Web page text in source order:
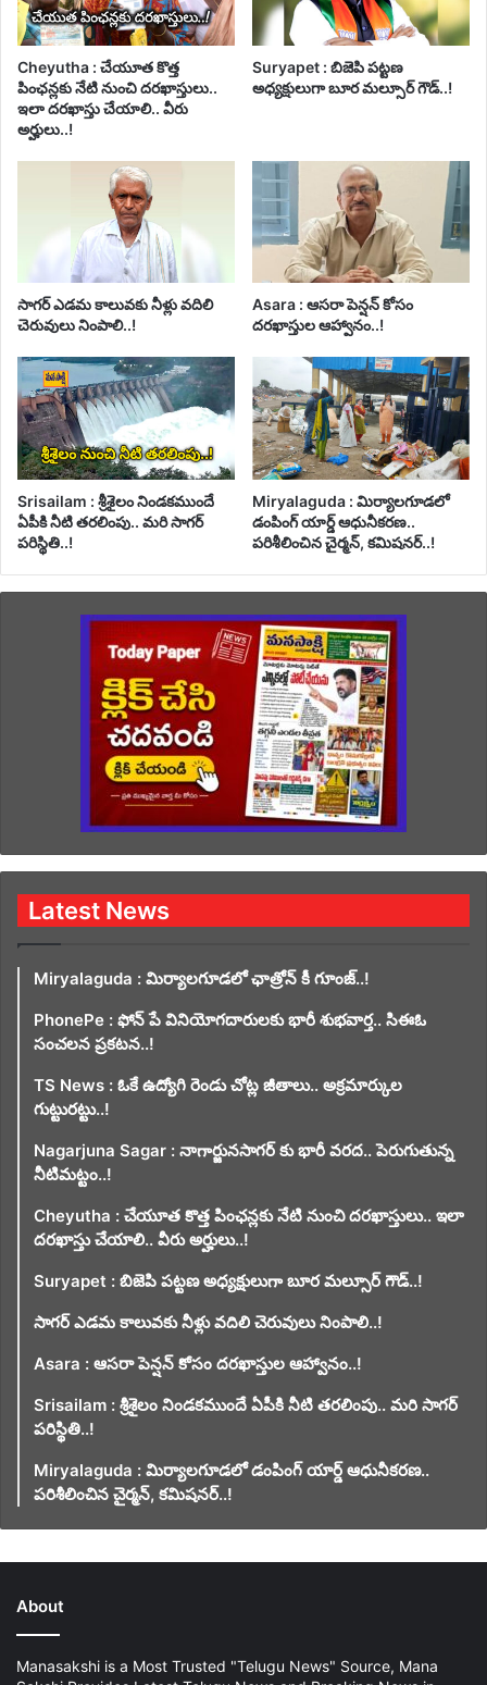
Cheyutha : చేయూత కొత్త
పింఛన్లకు నేటి నుంచి దరఖాస్తులు..
ఇలా దరఖాస్తు చేయాలి.. వీరు
అర్హులు..!
Suryapet : బిజెపి పట్టణ
అధ్యక్షులుగా బూర మల్సూర్ గౌడ్..!
సాగర్ ఎడమ కాలువకు నీళ్లు వదిలి
చెరువులు నింపాలి..!
Asara : ఆసరా పెన్షన్ కోసం
దరఖాస్తుల ఆహ్వానం..!
Srisailam : శ్రీశైలం నిండకముందే
ఏపీకి నీటి తరలింపు.. మరి సాగర్
పరిస్థితి..!
Miryalaguda : మిర్యాలగూడలో
డంపింగ్ యార్డ్ ఆధునీకరణ..
పరిశీలించిన చైర్మన్, కమిషనర్..!
Latest News
Miryalaguda : మిర్యాలగూడలో ఛాత్రోన్ కీ గూంజ్..!
PhonePe : ఫోన్ పే వినియోగదారులకు భారీ శుభవార్త.. సిఈఓ
సంచలన ప్రకటన..!
TS News : ఓకే ఉద్యోగి రెండు చోట్ల జీతాలు.. అక్రమార్కుల
గుట్టురట్టు..!
Nagarjuna Sagar : నాగార్జునసాగర్ కు భారీ వరద.. పెరుగుతున్న
నీటిమట్టం..!
Cheyutha : చేయూత కొత్త పింఛన్లకు నేటి నుంచి దరఖాస్తులు.. ఇలా
దరఖాస్తు చేయాలి.. వీరు అర్హులు..!
Suryapet : బిజెపి పట్టణ అధ్యక్షులుగా బూర మల్సూర్ గౌడ్..!
సాగర్ ఎడమ కాలువకు నీళ్లు వదిలి చెరువులు నింపాలి..!
Asara : ఆసరా పెన్షన్ కోసం దరఖాస్తుల ఆహ్వానం..!
Srisailam : శ్రీశైలం నిండకముందే ఏపీకి నీటి తరలింపు.. మరి సాగర్
పరిస్థితి..!
Miryalaguda : మిర్యాలగూడలో డంపింగ్ యార్డ్ ఆధునీకరణ..
పరిశీలించిన చైర్మన్, కమిషనర్..!
About
Manasakshi is a Most Trusted "Telugu News" Source, Mana